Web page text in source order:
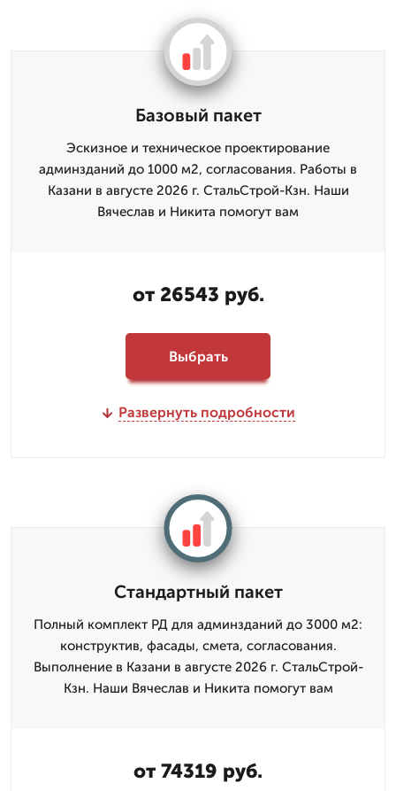
Базовый пакет
Эскизное и техническое проектирование
админзданий до 1000 м2, согласования. Работы в
Казани в августе 2026 г. СтальСтрой-Кзн. Наши
Вячеслав и Никита помогут вам
от 26543 руб.
Выбрать
Развернуть подробности
Стандартный пакет
Полный комплект РД для админзданий до 3000 м2:
конструктив, фасады, смета, согласования.
Выполнение в Казани в августе 2026 г. СтальСтрой-
Кзн. Наши Вячеслав и Никита помогут вам
от 74319 руб.